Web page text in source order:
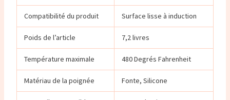
Compatibilité du produit Surface lisse à induction
Poids de l’article 7,2 livres
Température maximale 480 Degrés Fahrenheit
Matériau de la poignée Fonte, Silicone